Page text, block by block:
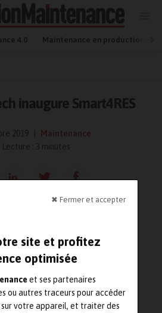
✖ Fermer et accepter
site et profitez
optimisée
et ses partenaires
ou autres traceurs pour accéder
votre appareil, et traiter des
4.0 Maintenance en production
inaugure Smart4RES
2019
Maintenance
Lecture : 3 minutes